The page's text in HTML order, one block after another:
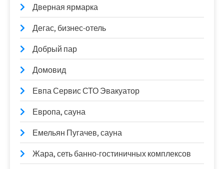
Дверная ярмарка
Дегас, бизнес-отель
Добрый пар
Домовид
Евпа Сервис СТО Эвакуатор
Европа, сауна
Емельян Пугачев, сауна
Жара, сеть банно-гостиничных комплексов